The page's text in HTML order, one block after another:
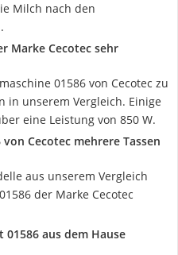
Milch nach den
Marke Cecotec sehr
01586 von Cecotec zu
in unserem Vergleich. Einige
eine Leistung von 850 W.
Cecotec mehrere Tassen
aus unserem Vergleich
der Marke Cecotec
aus dem Hause